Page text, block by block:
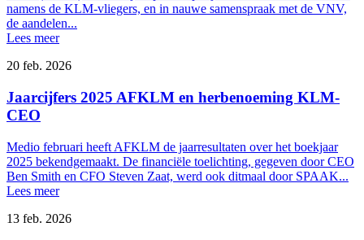
namens de KLM-vliegers, en in nauwe samenspraak met de VNV,
de aandelen...
Lees meer
20 feb. 2026
Jaarcijfers 2025 AFKLM en herbenoeming KLM-
CEO
Medio februari heeft AFKLM de jaarresultaten over het boekjaar
2025 bekendgemaakt. De financiële toelichting, gegeven door CEO
Ben Smith en CFO Steven Zaat, werd ook ditmaal door SPAAK...
Lees meer
13 feb. 2026